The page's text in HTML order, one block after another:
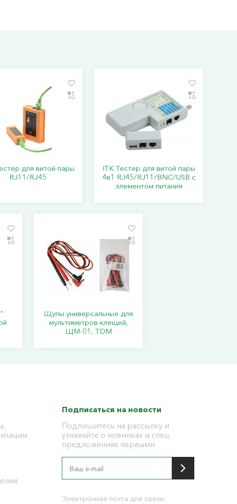
для витой пары
RJ11/RJ45
ITK Тестер для витой пары
4в1 RJ45/RJ11/BNC/USB с
элементом питания
Щупы универсальные для
мультиметров-клещей,
ЩМ-01, TDM
Подписаться на новости
Подпишитесь на рассылку и
узнавайте о новинках и спец.
предложениях первыми
Электронная почта для связи: